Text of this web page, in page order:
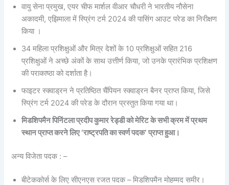
वायु सेना प्रमुख, एयर चीफ मार्शल वीआर चौधरी ने भारतीय नौसेना
अकादमी, एझिमाला में स्प्रिंग टर्म 2024 की पासिंग आउट परेड का निरीक्षण
किया ।
34 महिला प्रशिक्षुओं और मित्र देशों के 10 प्रशिक्षुओं सहित 216
प्रशिक्षुओं ने अच्छे अंकों के साथ उत्तीर्ण किया, जो उनके प्रारंभिक प्रशिक्षण
की पराकाष्ठा को दर्शाता है।
फाइटर स्क्वाड्रन ने प्रतिष्ठित चैंपियन स्क्वाड्रन बैनर प्राप्त किया, जिसे
स्प्रिंग टर्म 2024 की परेड के दौरान प्रस्तुत किया गया था।
मिडशिपमैन पिनिंटला प्रदीप कुमार रेड्डी को मेरिट के सभी क्रम में प्रथम
स्थान प्राप्त करने लिए‘राष्ट्रपति का स्वर्ण पदक‘प्राप्त हुआ।
अन्य विजेता पदक : –
बीटेककोर्स के लिए सीएनएस रजत पदक – मिडशिपमैन मोहम्मद समीर।